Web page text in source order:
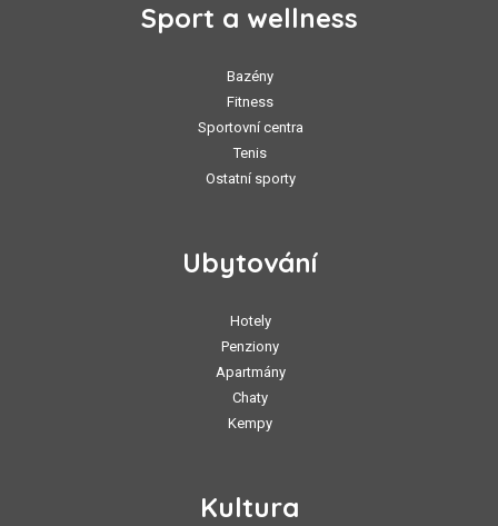
Sport a wellness
Bazény
Fitness
Sportovní centra
Tenis
Ostatní sporty
Ubytování
Hotely
Penziony
Apartmány
Chaty
Kempy
Kultura